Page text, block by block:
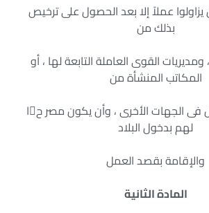
يزاولوا عملاً إلا بعد الحصول على ترخيص
بذلك من
ومديريات القوى العاملة التابعة لها ، أو
المكاتب المنشأة من
الوزارة لهذا الغرض فى الجهات الأخرى ، وأن يكون مصر حا
لهم بدخول البلاد
والإقامة بقصد العمل
المادة الثانية